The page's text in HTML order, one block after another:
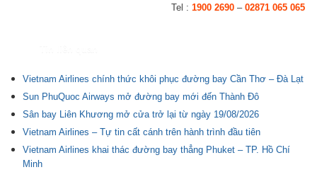
Tel : 1900 2690– 02871 065 065
Vietnam Airlines chính thức khôi phục đường bay Cần Thơ – Đà Lạt
Sun PhuQuoc Airways mở đường bay mới đến Thành Đô
Sân bay Liên Khương mở cửa trở lại từ ngày 19/08/2026
Vietnam Airlines – Tự tin cất cánh trên hành trình đầu tiên
Vietnam Airlines khai thác đường bay thẳng Phuket – TP. Hồ Chí
Minh